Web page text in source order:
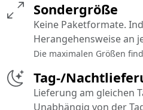
Tag-/
Lieferung am gleichen
Unabhängig von der
Sondergröße
Keine Paketformate.
Herangehensweise an
Die maximalen Größen